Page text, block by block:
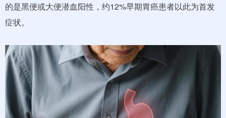
的是黑便或大便潜血阳性，约12%早期胃癌患者以此为首发
症状。